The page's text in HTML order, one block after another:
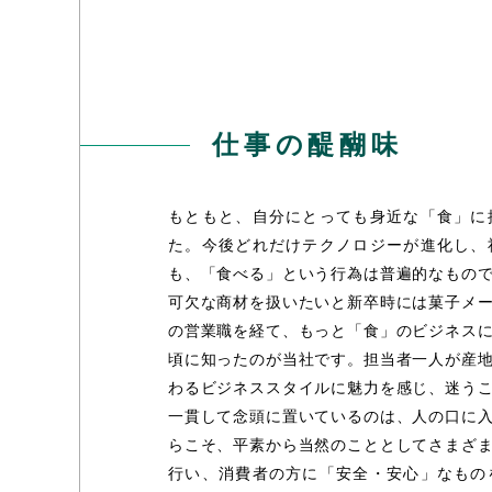
仕事の醍醐味
もともと、自分にとっても身近な「食」
た。今後どれだけテクノロジーが進化し
も、「食べる」という行為は普遍的なもの
可欠な商材を扱いたいと新卒時には菓子メ
の営業職を経て、もっと「食」のビジネス
頃に知ったのが当社です。担当者一人が産
わるビジネススタイルに魅力を感じ、迷う
一貫して念頭に置いているのは、人の口に
らこそ、平素から当然のこととしてさまざ
行い、消費者の方に「安全・安心」なも